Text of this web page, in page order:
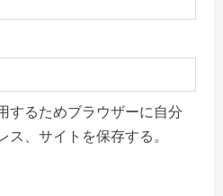
するためブラウザーに自分
、サイトを保存する。